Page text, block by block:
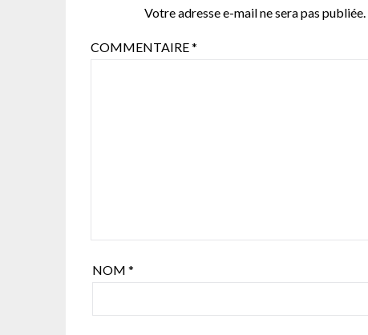
Votre adresse e-mail ne sera pas publiée.
COMMENTAIRE*
NOM*